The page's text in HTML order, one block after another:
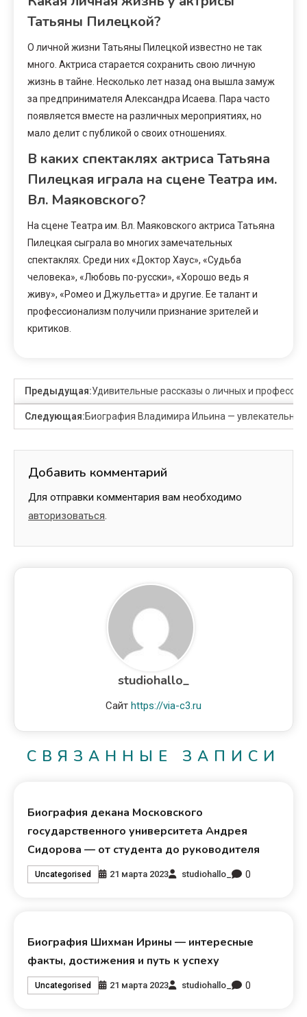
Татьяны Пилецкой?
О личной жизни Татьяны Пилецкой известно не так
много. Актриса старается сохранить свою личную
жизнь в тайне. Несколько лет назад она вышла замуж
за предпринимателя Александра Исаева. Пара часто
появляется вместе на различных мероприятиях, но
мало делит с публикой о своих отношениях.
В каких спектаклях актриса Татьяна
Пилецкая играла на сцене Театра им.
Вл. Маяковского?
На сцене Театра им. Вл. Маяковского актриса Татьяна
Пилецкая сыграла во многих замечательных
спектаклях. Среди них «Доктор Хаус», «Судьба
человека», «Любовь по-русски», «Хорошо ведь я
живу», «Ромео и Джульетта» и другие. Ее талант и
профессионализм получили признание зрителей и
критиков.
Предыдущая:Удивительные рассказы о личных и
Следующая:Биография Владимира Ильина —
Добавить комментарий
Для отправки комментария вам необходимо
авторизоваться.
studiohallo_
Сайт https://via-c3.ru
СВЯЗАННЫЕ ЗАПИСИ
Биография декана Московского
государственного университета Андрея
Сидорова — от студента до руководителя
Uncategorised 21 марта 2023 studiohallo_ 0
Биография Шихман Ирины — интересные
факты, достижения и путь к успеху
Uncategorised 21 марта 2023 studiohallo_ 0